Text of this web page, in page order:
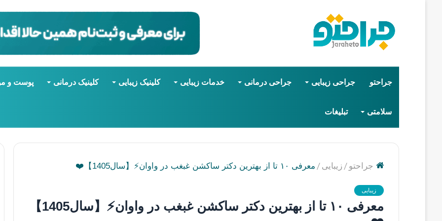
جراحتو جراحی زیبایی جراحی درمانی خدمات زیبایی کلینیک زیبایی کلینیک درمانی پوست و
سلامتی تبلیغات
جراحتو / زیبایی / معرفی ۱۰ تا از بهترین دکتر ساکشن غبغب در واوان⚡【سال1405】❤️
زیبایی
معرفی ۱۰ تا از بهترین دکتر ساکشن غبغب در واوان⚡【سال1405】